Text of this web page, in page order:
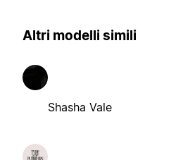
Altri modelli simili
Shasha Vale